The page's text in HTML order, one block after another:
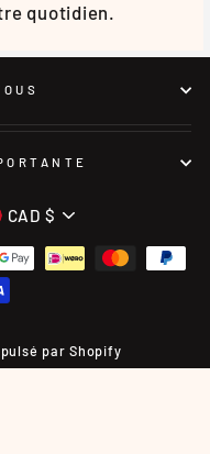
quotidien.
CAD $
par Shopify